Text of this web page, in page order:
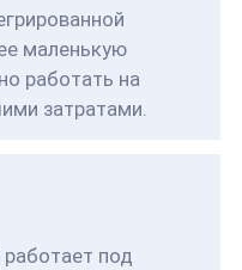
маленькую
работать на
затратами.
под